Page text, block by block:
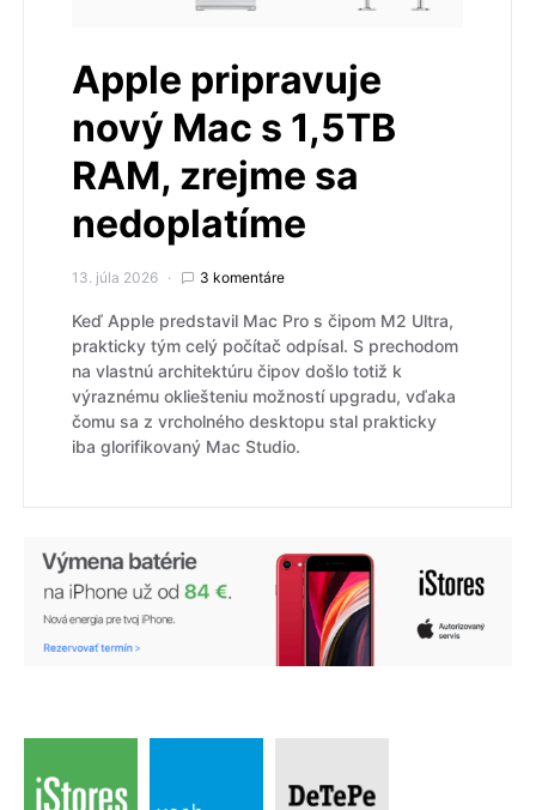
Apple pripravuje
nový Mac s 1,5TB
RAM, zrejme sa
nedoplatíme
13. júla 2026 3 komentáre
Keď Apple predstavil Mac Pro s čipom M2 Ultra,
prakticky tým celý počítač odpísal. S prechodom
na vlastnú architektúru čipov došlo totiž k
výraznému okliešteniu možností upgradu, vďaka
čomu sa z vrcholného desktopu stal prakticky
iba glorifikovaný Mac Studio.